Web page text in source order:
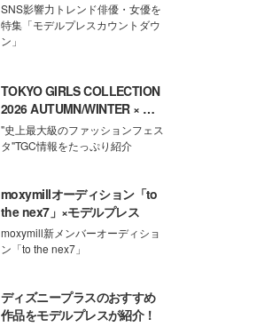
SNS影響力トレンド俳優・女優を
特集「モデルプレスカウントダウ
ン」
TOKYO GIRLS COLLECTION
2026 AUTUMN/WINTER × モ
デルプレス
"史上最大級のファッションフェス
タ"TGC情報をたっぷり紹介
moxymillオーディション「to
the nex7」×モデルプレス
moxymill新メンバーオーディショ
ン「to the nex7」
ディズニープラスのおすすめ
作品をモデルプレスが紹介！